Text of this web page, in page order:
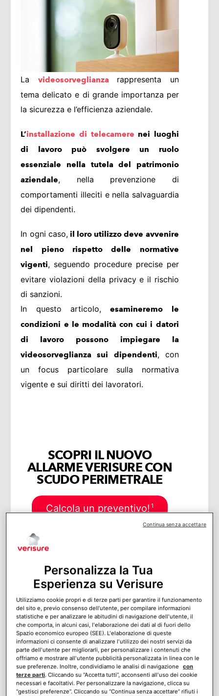
La videosorveglianza
rappresenta un
tema delicato e di grande importanza per
la sicurezza e l’efficienza aziendale.
L’installazione di telecamere nei luoghi
di lavoro può svolgere un ruolo
essenziale nella tutela del patrimonio
aziendale, nella prevenzione di
comportamenti illeciti e nella salvaguardia
dei dipendenti.
In ogni caso,il loro utilizzo deve avvenire
nel pieno rispetto delle normative
vigenti, seguendo procedure precise per
evitare violazioni della privacy e il rischio
di sanzioni.
In questo articolo,esamineremo le
condizioni e le modalità con cui i datori
di lavoro possono impiegare la
videosorveglianza sui dipendenti, con
un focus particolare sulla normativa
vigente e sui diritti dei lavoratori.
SCOPRI IL NUOVO
ALLARME VERISURE CON
SCUDO PERIMETRALE
Calcola un preventivo! 1
Sommario
Perché installare le telecamere in
azienda?
La normativa sulle telecamere in
azienda
Normativa italiana
Condizioni per l’installazione delle
telecamere nei luoghi di lavoro
Telecamere con audio sul posto di
lavoro
Principi fondamentali per la protezione
Personalizza la Tua
Esperienza su Verisure
Utilizziamo cookie propri e di terze parti per garantire il funzionamento
del sito e, previo consenso dell’utente, per compilare informazioni
statistiche e per analizzare le abitudini di navigazione dell'utente, il
che comporta, in alcuni casi, l'elaborazione dei dati al di fuori dello
Spazio economico europeo (SEE). L'elaborazione di queste
informazioni ci consente di analizzare l'utilizzo dei nostri servizi da
parte dell'utente per migliorarli, per personalizzare i contenuti che
offriamo e mostrare all'utente pubblicità personalizzata in linea con le
sue preferenze. Inoltre, condividiamo le analisi di navigazione
con
terze parti. Cliccando su “Accetta tutti”, acconsenti all'uso dei cookie
necessari e facoltativi. Per personalizzare la navigazione, clicca su
“gestisci preferenze”. Cliccando su “Continua senza accettare” rifiuti i
Continua senza accettare